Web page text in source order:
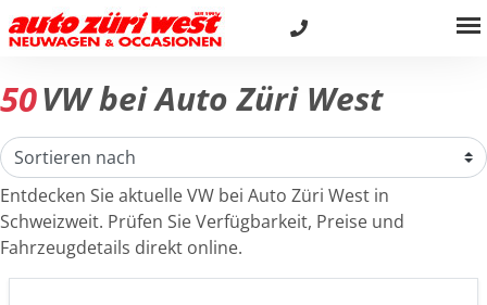
50VW bei Auto Züri West
Entdecken Sie aktuelle VW bei Auto Züri West in
Schweizweit. Prüfen Sie Verfügbarkeit, Preise und
Fahrzeugdetails direkt online.